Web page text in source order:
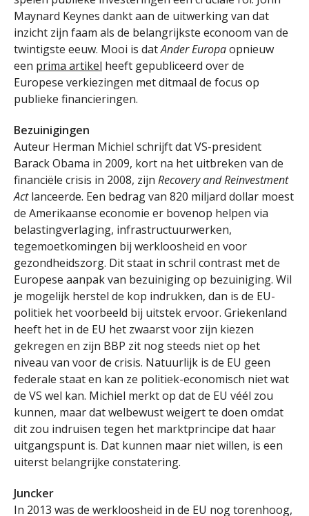
Maynard Keynes dankt aan de uitwerking van dat
inzicht zijn faam als de belangrijkste econoom van de
twintigste eeuw. Mooi is datAnder Europaopnieuw
een prima artikel heeft gepubliceerd over de
Europese verkiezingen met ditmaal de focus op
publieke financieringen.
Bezuinigingen
Auteur Herman Michiel schrijft dat VS-president
Barack Obama in 2009, kort na het uitbreken van de
financiële crisis in 2008, zijn Recovery and Reinvestment
Actlanceerde. Een bedrag van 820 miljard dollar moest
de Amerikaanse economie er bovenop helpen via
belastingverlaging, infrastructuurwerken,
tegemoetkomingen bij werkloosheid en voor
gezondheidszorg. Dit staat in schril contrast met de
Europese aanpak van bezuiniging op bezuiniging. Wil
je mogelijk herstel de kop indrukken, dan is de EU-
politiek het voorbeeld bij uitstek ervoor. Griekenland
heeft het in de EU het zwaarst voor zijn kiezen
gekregen en zijn BBP zit nog steeds niet op het
niveau van voor de crisis. Natuurlijk is de EU geen
federale staat en kan ze politiek-economisch niet wat
de VS wel kan. Michiel merkt op dat de EU véél zou
kunnen, maar dat welbewust weigert te doen omdat
dit zou indruisen tegen het marktprincipe dat haar
uitgangspunt is. Dat kunnen maar niet willen, is een
uiterst belangrijke constatering.
Juncker
In 2013 was de werkloosheid in de EU nog torenhoog,